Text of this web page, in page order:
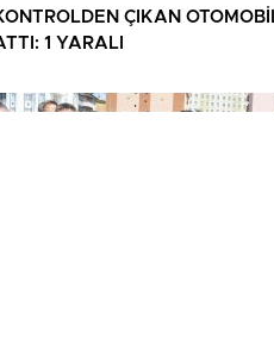
ÇIKAN
1 YARALI